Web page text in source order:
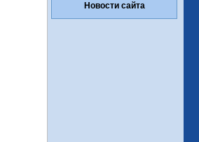
Новости сайта